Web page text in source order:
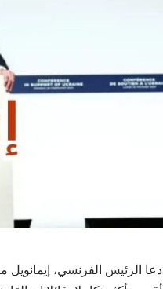
دعا الرئيس الفرنسي، إيمانويل